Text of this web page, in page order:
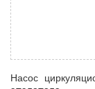
Насос